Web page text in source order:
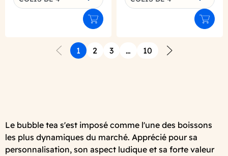
Ajouter au panier
Précédent
1 2 3 …
10
Le bubble tea s'est imposé comme l'une des boissons
les plus dynamiques du marché. Apprécié pour sa
personnalisation, son aspect ludique et sa forte valeur